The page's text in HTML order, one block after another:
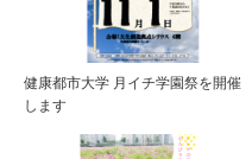
健康都市大学 月イチ学園祭を開催
します